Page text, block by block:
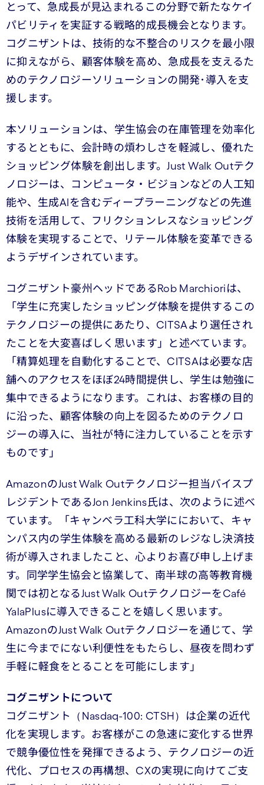
とって、急成長が見込まれるこの分野で新たなケイ
パビリティを実証する戦略的成長機会となります。
コグニザントは、技術的な不整合のリスクを最小限
に抑えながら、顧客体験を高め、急成長を支えるた
めのテクノロジーソリューションの開発･導入を支
援します。
本ソリューションは、学生協会の在庫管理を効率化
するとともに、会計時の煩わしさを軽減し、優れた
ショッピング体験を創出します。Just Walk Outテク
ノロジーは、コンピュータ・ビジョンなどの人工知
能や、生成AIを含むディープラーニングなどの先進
技術を活用して、フリクションレスなショッピング
体験を実現することで、リテール体験を変革できる
ようデザインされています。
コグニザント豪州ヘッドであるRob Marchioriは、
「学生に充実したショッピング体験を提供するこの
テクノロジーの提供にあたり、CITSAより選任され
たことを大変喜ばしく思います」と述べています。
「精算処理を自動化することで、CITSAは必要な店
舗へのアクセスをほぼ24時間提供し、学生は勉強に
集中できるようになります。これは、お客様の目的
に沿った、顧客体験の向上を図るためのテクノロ
ジーの導入に、当社が特に注力していることを示す
ものです」
AmazonのJust Walk Outテクノロジー担当バイスプ
レジデントであるJon Jenkins氏は、次のように述べ
ています。「キャンベラ工科大学ににおいて、キャ
ンパス内の学生体験を高める最新のレジなし決済技
術が導入されましたこと、心よりお喜び申し上げま
す。同学学生協会と協業して、南半球の高等教育機
関では初となるJust Walk OutテクノロジーをCafé
YalaPlusに導入できることを嬉しく思います。
AmazonのJust Walk Outテクノロジーを通じて、学
生に今までにない利便性をもたらし、昼夜を問わず
手軽に軽食をとることを可能にします」
コグニザントについて
コグニザント（Nasdaq-100: CTSH）は企業の近代
化を実現します。お客様がこの急速に変化する世界
で競争優位性を発揮できるよう、テクノロジーの近
代化、プロセスの再構想、CXの実現に向けてご支